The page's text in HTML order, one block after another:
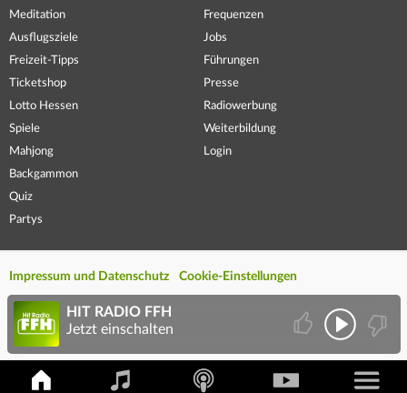
Meditation
Ausflugsziele
Freizeit-Tipps
Ticketshop
Lotto Hessen
Spiele
Mahjong
Backgammon
Quiz
Partys
Frequenzen
Jobs
Führungen
Presse
Radiowerbung
Weiterbildung
Login
Impressum und Datenschutz Cookie-Einstellungen
HIT RADIO FFH
Jetzt einschalten